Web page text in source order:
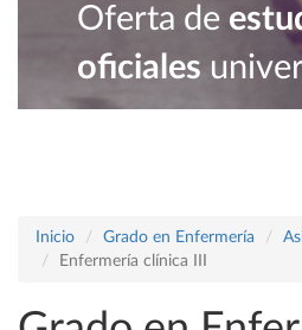
Oferta de
oficiales
Inicio Grado en Enfermería
Enfermería clínica III